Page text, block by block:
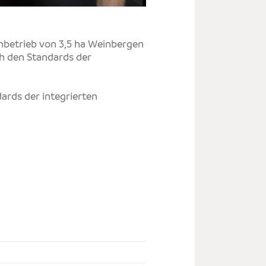
von 3,5 ha Weinbergen
den Standards der
der integrierten